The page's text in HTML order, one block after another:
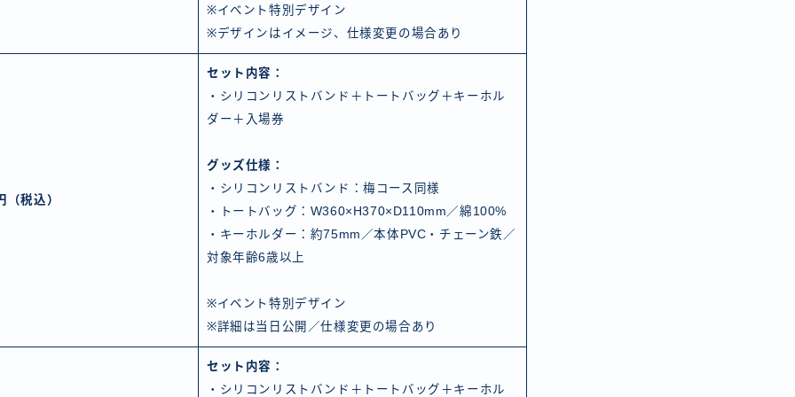
※イベント特別デザイン
※デザインはイメージ、仕様変更の場合あり
税込）
セット内容：
・シリコンリストバンド＋トートバッグ＋キーホル
ダー＋入場券
グッズ仕様：
・シリコンリストバンド：梅コース同様
・トートバッグ：W360×H370×D110mm／綿100%
・キーホルダー：約75mm／本体PVC・チェーン鉄／
対象年齢6歳以上
※イベント特別デザイン
※詳細は当日公開／仕様変更の場合あり
セット内容：
・シリコンリストバンド＋トートバッグ＋キーホル